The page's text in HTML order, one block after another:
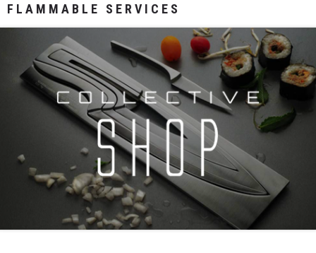
FLAMMABLE SERVICES